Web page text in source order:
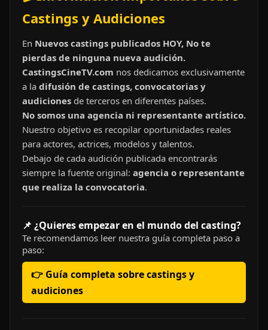
Castings y Audiciones
En Nuevos castings publicados HOY, No te
pierdas de ninguna nueva audición.
CastingsCineTV.com nos dedicamos exclusivamente
a la difusión de castings, convocatorias y
audiciones de terceros en diferentes países.
No somos una agencia ni representante artístico.
Nuestro objetivo es recopilar oportunidades reales
para actores, actrices, modelos y talentos.
Debajo de cada audición publicada encontrarás
siempre la fuente original: agencia o representante
que realiza la convocatoria.
📌 ¿Quieres empezar en el mundo del casting?
Te recomendamos leer nuestra guía completa paso a
paso:
👉 Guía completa sobre castings y
audiciones